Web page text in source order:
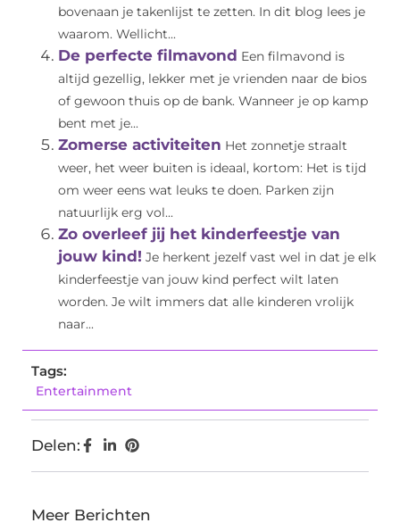
bovenaan je takenlijst te zetten. In dit blog lees je
waarom. Wellicht...
De perfecte filmavond Een filmavond is
altijd gezellig, lekker met je vrienden naar de bios
of gewoon thuis op de bank. Wanneer je op kamp
bent met je...
Zomerse activiteiten Het zonnetje straalt
weer, het weer buiten is ideaal, kortom: Het is tijd
om weer eens wat leuks te doen. Parken zijn
natuurlijk erg vol...
Zo overleef jij het kinderfeestje van
jouw kind! Je herkent jezelf vast wel in dat je elk
kinderfeestje van jouw kind perfect wilt laten
worden. Je wilt immers dat alle kinderen vrolijk
naar...
Tags:
Entertainment
Delen:
Meer Berichten